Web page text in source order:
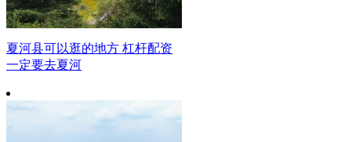
夏河县可以逛的地方 杠杆配资
一定要去夏河